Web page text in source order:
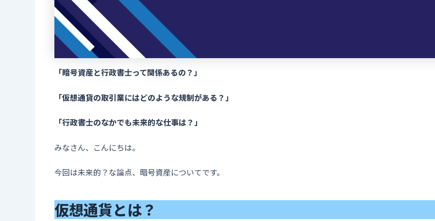
「暗号資産と行政書士って関係あるの？」
「仮想通貨の取引業にはどのような規制がある？」
「行政書士のなかでも未来的な仕事は？」
みなさん、こんにちは。
今回は未来的？な論点、暗号資産についてです。
仮想通貨とは？